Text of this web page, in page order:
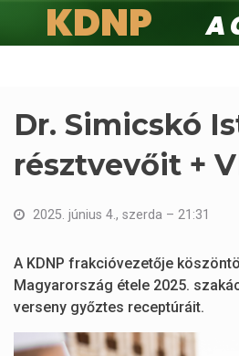
KDNP
A családokért.
Dr. Simicskó
résztvevőit +
2025. június 4., szerda – 21:31
A KDNP frakcióvezetője
Magyarország étele 2025.
verseny győztes receptúráit.